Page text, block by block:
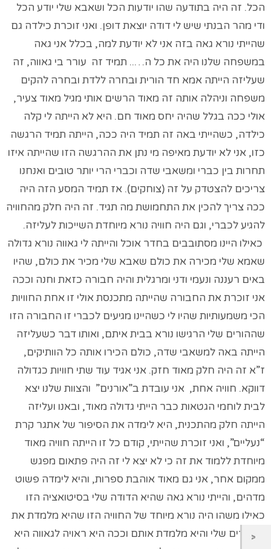
הכל. זה היה בתודעה שהו יודעות הכל ושאבא שלי יודע הכל
ודי מהר הבנתי שיש לי דודה יוצאת דופן. ואני זוכרת כילדה גם
שהייתי נורא גאה בזה אני לא יודעת למה, בכלל אני גאה
במשפחה שלנו היה את כל ה….. תמיד זה עורר בי גאווה, זה
שעליזה הייתה אמא חד הורית ובחרה ללדת ובחרה להקים
משפחה וניהלה אותה זה מאוד הרשים אותי מגיל מאוד צעיר,
אולי ככה בגלל שהיה יחס מאוד חם. היא לא הייתה לי קלה
כילדה, כשהייתי באה זה תמיד היה ככה, הייתה תמיד הרגשה
כזו, אני לא יודעת מאיפה מי נתן את ההרגשה הזו שהייתה איזו
תחרות בין כברי ומשאבי שדה וכברי הרי יותר טובים ואנחנו
צריכים להצטדק על זה (צוחקים). אז תמיד המסע הזה היה
ככה צריך להכין את התחמושת מה תגיד. זה היה חלק מהחוויה
להגיע לכברי, וגם היה חוויה נורא מיוחדת השייכות לעליזה.
כאילו היינו מסתובבים בחדר אוכל והייתה לי גאווה נורא גדולה
שאמא שלי מכירה את כולם שאבא שלי מכיר את כולם, שהיו
באים רעננה ונעמי ודני ומרגלית והיה חבורה כזאת וחנה וככה
אני זוכרת את החבורה שהייתה מתכנסת אולי זו אחת החוויות
הכי משמעותיות שהיו לי כשהיינו מגיעים לכברי זו החבורה הזו
שההורים שלי הרגישו נורא בבית איתם, ואותו דבר כשעליזה
הייתה באה למשאבי שדה, כולם הכירו אותה כל הוותיקים,
ז”א זה היה חלק מאוד חזק. אני אגיד עוד שתי חוויות כגדולה
דווקא. חוויה אחת, אני עובדת ב”אורנים” והצוות שלנו יצא
לבית לוחמי הגטאות כבר הייתי גדולה מאוד, ובאנו ועליזה
הייתה חלק מהתכנית, היא לימדה את הסיפור של אתגר קרת
“נעליים”, ואני זוכרת שהייתי, קודם כל זו הייתה חוויה מאוד
מיוחדת ללמוד את זה כי לא יצא לי זה היה פתאום מפגש
ממקום אחר, אני גם מאוד אוהבת ספרות, והיא לימדה פשוט
מדהים, והייתי נורא גאה שהיא הדודה שלי בסיטואציה הזו
כאילו משהו היה נורא מיוחד של החוויה הזו שהיא מלמדת את
החברים שלי והיא מלמדת אותם וככה היא ראויה לגאווה היא